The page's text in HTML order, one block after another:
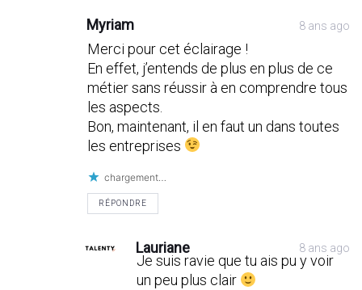
Myriam 8 ans ago
Merci pour cet éclairage !
En effet, j’entends de plus en plus de ce
métier sans réussir à en comprendre tous
les aspects.
Bon, maintenant, il en faut un dans toutes
les entreprises
chargement…
RÉPONDRE
Lauriane 8 ans ago
Je suis ravie que tu ais pu y voir
un peu plus clair